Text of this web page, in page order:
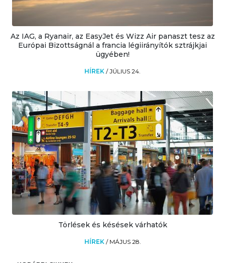
Az IAG, a Ryanair, az EasyJet és Wizz Air panaszt tesz az
Európai Bizottságnál a francia légiirányítók sztrájkjai
ügyében!
HÍREK /JÚLIUS 24.
Törlések és késések várhatók
HÍREK / MÁJUS 28.